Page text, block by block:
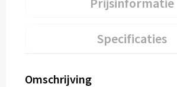
Specificaties
Omschrijving